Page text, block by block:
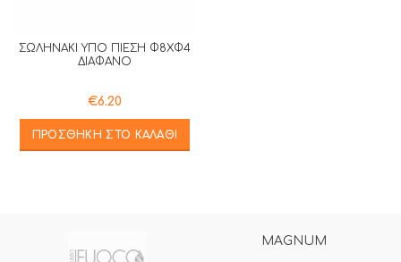
ΣΩΛΗΝΑΚΙ ΥΠΟ ΠΙΕΣΗ Φ8XΦ4
ΔΙΑΦΑΝΟ
€6.20
ΠΡΟΣΘΉΚΗ ΣΤΟ ΚΑΛΆΘΙ
MAGNUM